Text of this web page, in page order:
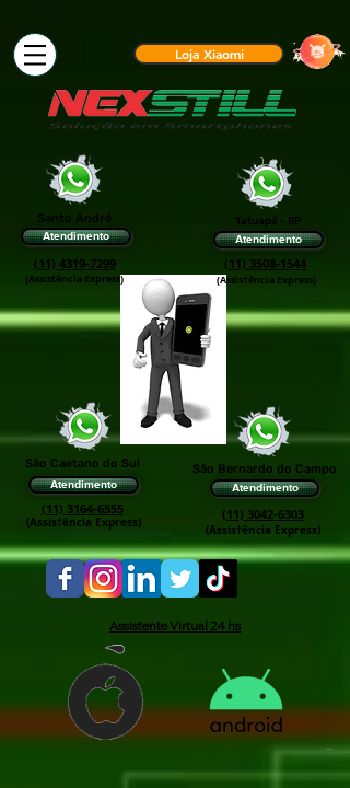
Loja Xiaomi
Santo André
Atendimento
(11) 4319-7299
(Assistência Express)
Tatuapé - SP
Atendimento
(11) 3508-1544
(Assis†ência Express)
São Bernardo do Campo
Atendimento
(11) 3042-6303
(Assis†ência Express)
São Caetano do Sul
Atendimento
(11) 3164-6555
(Assis†ência Express)
Assistente Virtual 24 hs